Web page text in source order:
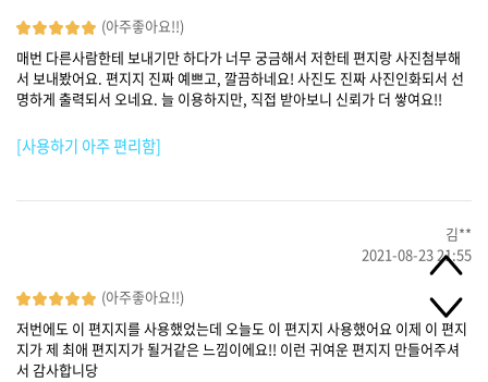
(아주좋아요!!)
매번 다른사람한테 보내기만 하다가 너무 궁금해서 저한테 편지랑 사진첨부해
서 보내봤어요. 편지지 진짜 예쁘고, 깔끔하네요! 사진도 진짜 사진인화되서 선
명하게 출력되서 오네요. 늘 이용하지만, 직접 받아보니 신뢰가 더 쌓여요!!
[사용하기 아주 편리함]
김**
2021-08-23 21:55
(아주좋아요!!)
저번에도 이 편지지를 사용했었는데 오늘도 이 편지지 사용했어요 이제 이 편지
지가 제 최애 편지지가 될거같은 느낌이에요!! 이런 귀여운 편지지 만들어주셔
서 감사합니당